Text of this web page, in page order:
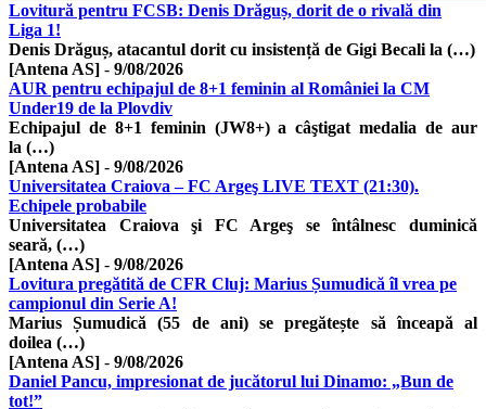
Lovitură pentru FCSB: Denis Drăguș, dorit de o rivală din
Liga 1!
Denis Drăguș, atacantul dorit cu insistență de Gigi Becali la (…)
[Antena AS] - 9/08/2026
AUR pentru echipajul de 8+1 feminin al României la CM
Under19 de la Plovdiv
Echipajul de 8+1 feminin (JW8+) a câştigat medalia de aur
la (…)
[Antena AS] - 9/08/2026
Universitatea Craiova – FC Argeş LIVE TEXT (21:30).
Echipele probabile
Universitatea Craiova şi FC Argeş se întâlnesc duminică
seară, (…)
[Antena AS] - 9/08/2026
Lovitura pregătită de CFR Cluj: Marius Șumudică îl vrea pe
campionul din Serie A!
Marius Șumudică (55 de ani) se pregătește să înceapă al
doilea (…)
[Antena AS] - 9/08/2026
Daniel Pancu, impresionat de jucătorul lui Dinamo: „Bun de
tot!”